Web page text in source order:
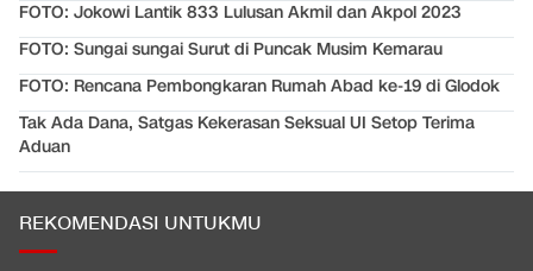
FOTO: Jokowi Lantik 833 Lulusan Akmil dan Akpol 2023
FOTO: Sungai sungai Surut di Puncak Musim Kemarau
FOTO: Rencana Pembongkaran Rumah Abad ke-19 di Glodok
Tak Ada Dana, Satgas Kekerasan Seksual UI Setop Terima
Aduan
REKOMENDASI UNTUKMU